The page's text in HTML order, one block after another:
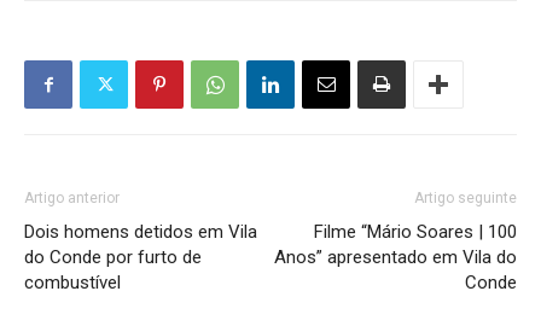
Artigo anterior
Dois homens detidos em Vila
do Conde por furto de
combustível
Artigo seguinte
Filme “Mário Soares | 100
Anos” apresentado em Vila do
Conde